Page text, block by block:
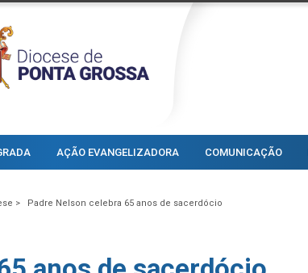
AÇÃO EVANGELIZADORA COMUNICAÇÃO
> Padre Nelson celebra 65 anos de sacerdócio